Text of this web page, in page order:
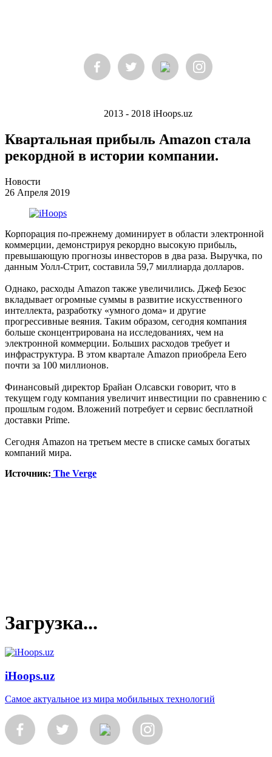
2013 - 2018 iHoops.uz
Квартальная прибыль Amazon стала
рекордной в истории компании.
Новости
26 Апреля 2019
Корпорация по-прежнему доминирует в области электронной
коммерции, демонстрируя рекордно высокую прибыль,
превышающую прогнозы инвесторов в два раза. Выручка, по
данным Уолл-Стрит, составила 59,7 миллиарда долларов.
Однако, расходы Amazon также увеличились. Джеф Безос
вкладывает огромные суммы в развитие искусственного
интеллекта, разработку «умного дома» и другие
прогрессивные веяния. Таким образом, сегодня компания
больше сконцентрирована на исследованиях, чем на
электронной коммерции. Больших расходов требует и
инфраструктура. В этом квартале Amazon приобрела Eero
почти за 100 миллионов.
Финансовый директор Брайан Олсавски говорит, что в
текущем году компания увеличит инвестиции по сравнению с
прошлым годом. Вложений потребует и сервис бесплатной
доставки Prime.
Сегодня Amazon на третьем месте в списке самых богатых
компаний мира.
Источник: The Verge
Загрузка...
iHoops.uz
Самое актуальное из мира мобильных технологий